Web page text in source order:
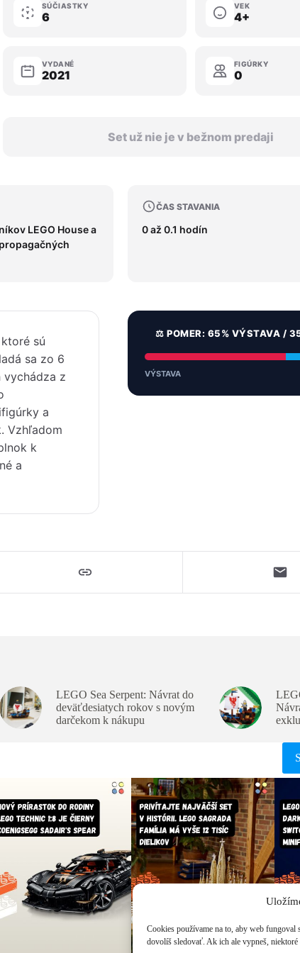
Cookies používame na to, aby web fungoval
dovolíš sledovať. Ak ich ale vypneš,
SÚČIASTKY
6
VEK
4+
VYDANÉ
2021
FIGÚRKY
0
Set už nie je v bežnom predaji
LEGO House a
ČAS STAVANIA
0 až 0.1 hodín
sú
sa zo 6
vychádza z
a
Vzhľadom
k
a
⚖️ POMER: 65% VÝSTAVA /
VÝSTAVA
LEGO Sea Serpent: Návrat do
deväťdesiatych rokov s novým
darčekom k nákupu